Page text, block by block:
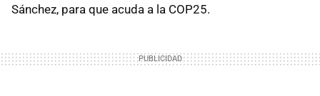
Sánchez, para que acuda a la COP25.